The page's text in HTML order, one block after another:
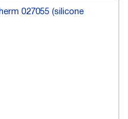
027055 (silicone